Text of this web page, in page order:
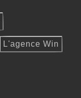
L'agence Win